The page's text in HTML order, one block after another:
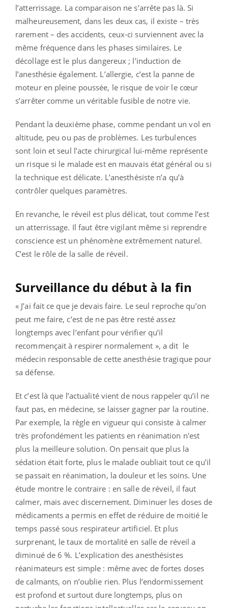
l’atterrissage. La comparaison ne s’arrête pas là. Si
malheureusement, dans les deux cas, il existe – très
rarement – des accidents, ceux-ci surviennent avec la
même fréquence dans les phases similaires. Le
décollage est le plus dangereux ; l’induction de
l’anesthésie également. L’allergie, c’est la panne de
moteur en pleine poussée, le risque de voir le cœur
s’arrêter comme un véritable fusible de notre vie.
Pendant la deuxième phase, comme pendant un vol en
altitude, peu ou pas de problèmes. Les turbulences
sont loin et seul l’acte chirurgical lui-même représente
un risque si le malade est en mauvais état général ou si
la technique est délicate. L’anesthésiste n’a qu’à
contrôler quelques paramètres.
En revanche, le réveil est plus délicat, tout comme l’est
un atterrissage. Il faut être vigilant même si reprendre
conscience est un phénomène extrêmement naturel.
C’est le rôle de la salle de réveil.
Surveillance du début à la fin
« J’ai fait ce que je devais faire. Le seul reproche qu’on
peut me faire, c’est de ne pas être resté assez
longtemps avec l’enfant pour vérifier qu’il
recommençait à respirer normalement », a dit le
médecin responsable de cette anesthésie tragique pour
sa défense.
Et c’est là que l’actualité vient de nous rappeler qu’il ne
faut pas, en médecine, se laisser gagner par la routine.
Par exemple, la règle en vigueur qui consiste à calmer
très profondément les patients en réanimation n'est
plus la meilleure solution. On pensait que plus la
sédation était forte, plus le malade oubliait tout ce qu’il
se passait en réanimation, la douleur et les soins. Une
étude montre le contraire : en salle de réveil, il faut
calmer, mais avec discernement. Diminuer les doses de
médicaments a permis en effet de réduire de moitié le
temps passé sous respirateur artificiel. Et plus
surprenant, le taux de mortalité en salle de réveil a
diminué de 6 %. L’explication des anesthésistes
réanimateurs est simple : même avec de fortes doses
de calmants, on n’oublie rien. Plus l’endormissement
est profond et surtout dure longtemps, plus on